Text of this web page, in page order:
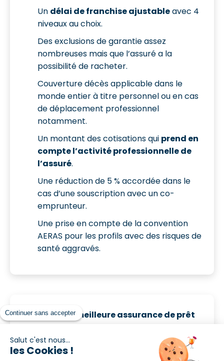
Continuer sans accepter
Salut c'est nous...
les Cookies !
Un délai de franchise ajustableavec 4
niveaux au choix.
Des exclusions de garantie assez
nombreuses mais que l’assuré a la
possibilité de racheter.
Couverture décès applicable dans le
monde entier à titre personnel ou en cas
de déplacement professionnel
notamment.
Un montant des cotisations qui prend en
compte l’activité professionnelle de
l’assuré.
Une réduction de 5 % accordée dans le
cas d’une souscription avec un co-
emprunteur.
Une prise en compte de la convention
AERAS pour les profils avec des risques de
santé aggravés.
Trouvez la meilleure assurance de prêt
Comparateur assurance prêt